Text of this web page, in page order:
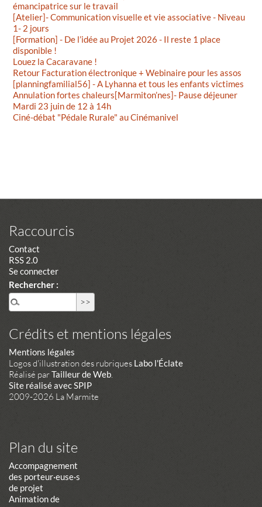
émancipatrice sur le travail
[Atelier]- Communication visuelle et vie associative - Niveau
1- 2 jours
[Formation] - De l’idée au Projet 2026 - Il reste 1 place
disponible !
Louez la Cacaravane !
Retour Facturation électronique + Webinaire pour les assos
[planningfamilial56] - A Lyhanna et tous les enfants victimes
Annulation fortes chaleurs[Marmiton’nes]- Pause déjeuner
Mardi 23 juin de 12 à 14h
Ciné-débat "Pédale Rurale" au Cinémanivel
Raccourcis
Contact
RSS 2.0
Se connecter
Rechercher :
Crédits et mentions légales
Mentions légales
Logos d'illustration des rubriques Labo l'Éclate
Réalisé parTailleur de Web.
Site réalisé avec SPIP
2009-2026 La Marmite
Plan du site
Accompagnement
des porteur·euse·s
de projet
Animation de